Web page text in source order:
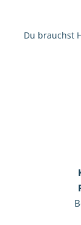
Du brauchst